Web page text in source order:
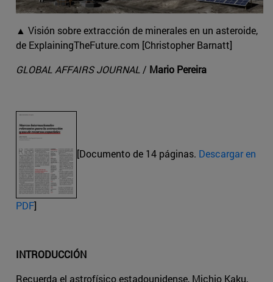
▲ Visión sobre extracción de minerales en un asteroide,
de ExplainingTheFuture.com [Christopher Barnatt]
GLOBAL AFFAIRS JOURNAL / Mario Pereira
[Documento de 14 páginas. Descargar en
PDF]
INTRODUCCIÓN
Recuerda el astrofísico estadounidense, Michio Kaku,